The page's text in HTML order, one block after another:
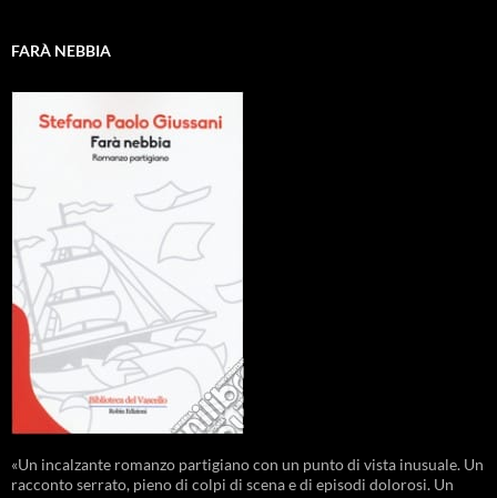
FARÀ NEBBIA
«Un incalzante romanzo partigiano con un punto di vista inusuale. Un
racconto serrato, pieno di colpi di scena e di episodi dolorosi. Un